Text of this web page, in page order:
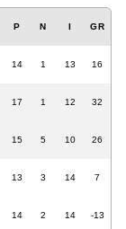
P N I GR
14 1 13 16
17 1 12 32
15 5 10 26
13 3 14 7
14 2 14 -13